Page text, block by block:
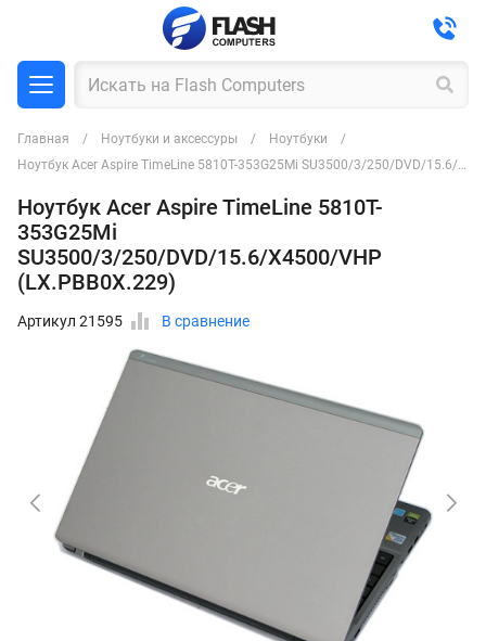
Главная Ноутбуки и аксессуры
Ноутбуки
Ноутбук Acer Aspire TimeLine 5810T-353G25Mi SU3500/3/250/DVD/15.6/X4500/VHP (LX.PBB0X.229)
Ноутбук Acer Aspire TimeLine 5810T-
353G25Mi
SU3500/3/250/DVD/15.6/X4500/VHP
(LX.PBB0X.229)
Артикул 21595 В сравнение